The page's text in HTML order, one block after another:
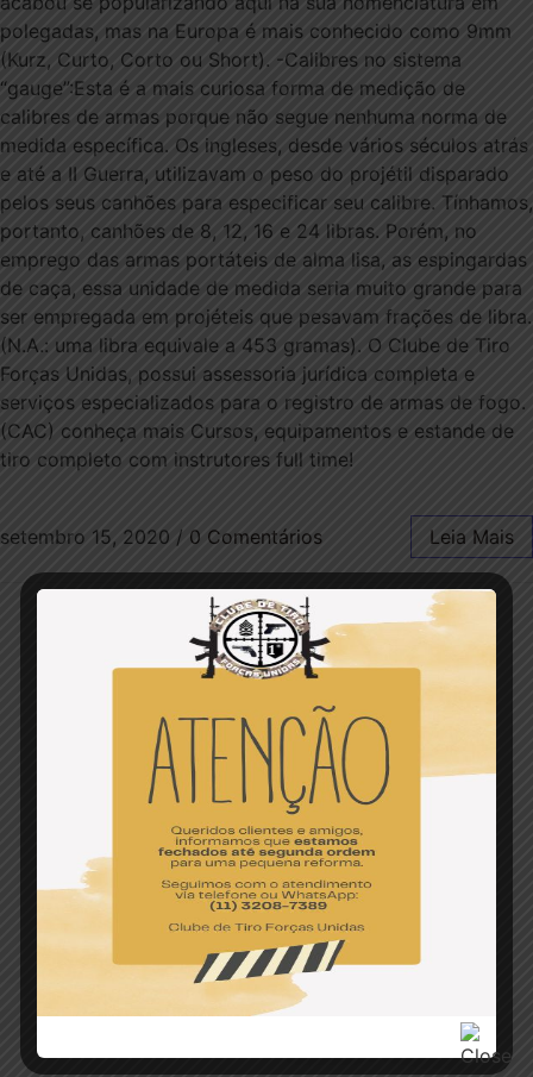
polegadas, mas na Europa é mais conhecido como 9mm
(Kurz, Curto, Corto ou Short). -Calibres no sistema
“gauge”:Esta é a mais curiosa forma de medição de
calibres de armas porque não segue nenhuma norma de
medida específica. Os ingleses, desde vários séculos atrás
e até a II Guerra, utilizavam o peso do projétil disparado
pelos seus canhões para especificar seu calibre. Tínhamos,
portanto, canhões de 8, 12, 16 e 24 libras. Porém, no
emprego das armas portáteis de alma lisa, as espingardas
de caça, essa unidade de medida seria muito grande para
ser empregada em projéteis que pesavam frações de libra.
(N.A.: uma libra equivale a 453 gramas). O Clube de Tiro
Forças Unidas, possui assessoria jurídica completa e
serviços especializados para o registro de armas de fogo.
(CAC) conheça mais Cursos, equipamentos e estande de
tiro completo com instrutores full time!
setembro 15, 2020 / 0 Comentários Leia Mais